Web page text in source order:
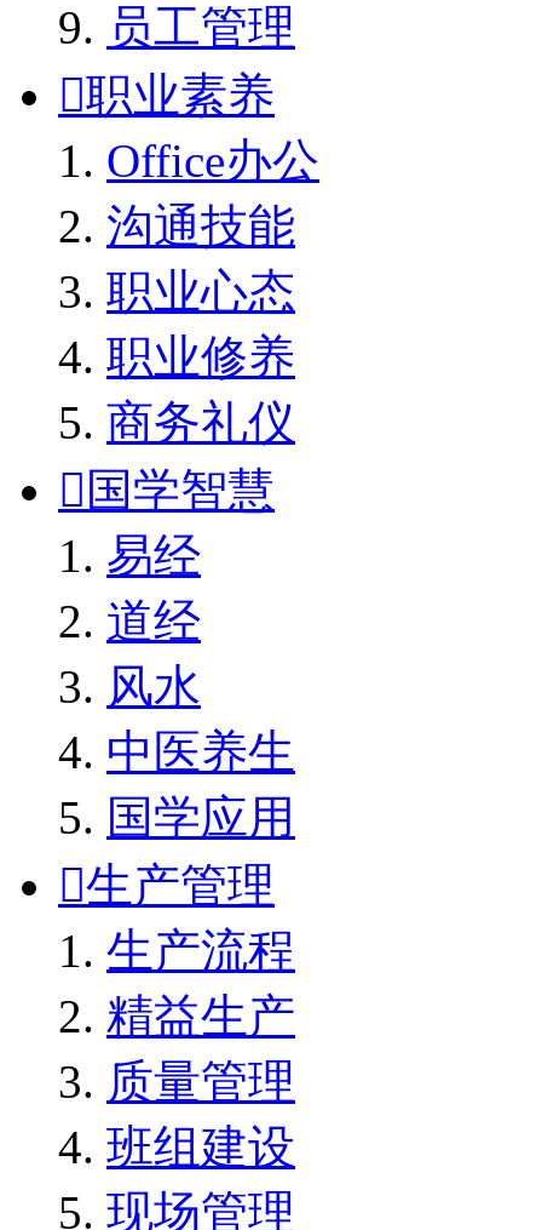
员工管理
职业素养
Office办公
沟通技能
职业心态
职业修养
商务礼仪
国学智慧
易经
道经
风水
中医养生
国学应用
生产管理
生产流程
精益生产
质量管理
班组建设
现场管理